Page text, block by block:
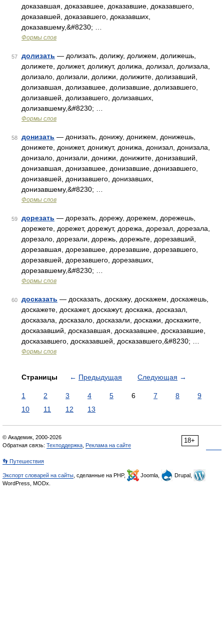
доказавшая, доказавшее, доказавшие, доказавшего,
доказавшей, доказавшего, доказавших,
доказавшему,&#8230; …
Формы слов
57 долизать — долизать, долижу, долижем, долижешь,
долижете, долижет, долижут, долижа, долизал, долизала,
долизало, долизали, долижи, долижите, долизавший,
долизавшая, долизавшее, долизавшие, долизавшего,
долизавшей, долизавшего, долизавших,
долизавшему,&#8230; …
Формы слов
58 донизать — донизать, донижу, донижем, донижешь,
донижете, донижет, донижут, донижа, донизал, донизала,
донизало, донизали, донижи, донижите, донизавший,
донизавшая, донизавшее, донизавшие, донизавшего,
донизавшей, донизавшего, донизавших,
донизавшему,&#8230; …
Формы слов
59 дорезать — дорезать, дорежу, дорежем, дорежешь,
дорежете, дорежет, дорежут, дорежа, дорезал, дорезала,
дорезало, дорезали, дорежь, дорежьте, дорезавший,
дорезавшая, дорезавшее, дорезавшие, дорезавшего,
дорезавшей, дорезавшего, дорезавших,
дорезавшему,&#8230; …
Формы слов
60 досказать — досказать, доскажу, доскажем, доскажешь,
доскажете, доскажет, доскажут, доскажа, досказал,
досказала, досказало, досказали, доскажи, доскажите,
досказавший, досказавшая, досказавшее, досказавшие,
досказавшего, досказавшей, досказавшего,&#8230; …
Формы слов
Страницы ← Предыдущая Следующая →
1 2 3 4 5 6 7 8
9
10
11 12 13
18+
© Академик, 2000-2026
Обратная связь: Техподдержка Реклама на сайте
👣 Путешествия
Экспорт словарей на сайты , сделанные на PHP, Joomla,
Drupal,
WordPress, MODx.